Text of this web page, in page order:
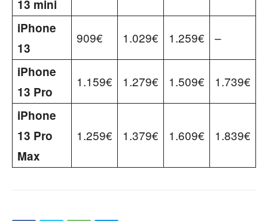
13 mini
iPhone
13
909€ 1.029€ 1.259€ –
iPhone
13 Pro
1.159€ 1.279€ 1.509€ 1.739€
iPhone
13 Pro
Max
1.259€ 1.379€ 1.609€ 1.839€